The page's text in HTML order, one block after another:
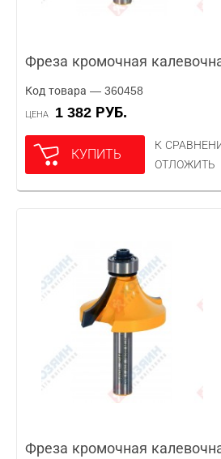
Фреза кромочная
Код товара — 360458
ЦЕНА 1 382 РУБ.
КУПИТЬ
К
ОТЛОЖИТЬ
Фреза кромочная